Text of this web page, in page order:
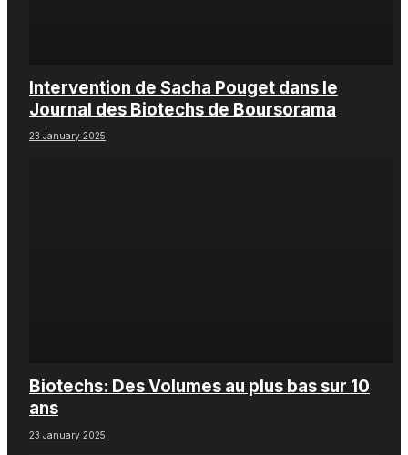
Intervention de Sacha Pouget dans le
Journal des Biotechs de Boursorama
23 January 2025
Biotechs: Des Volumes au plus bas sur 10
ans
23 January 2025